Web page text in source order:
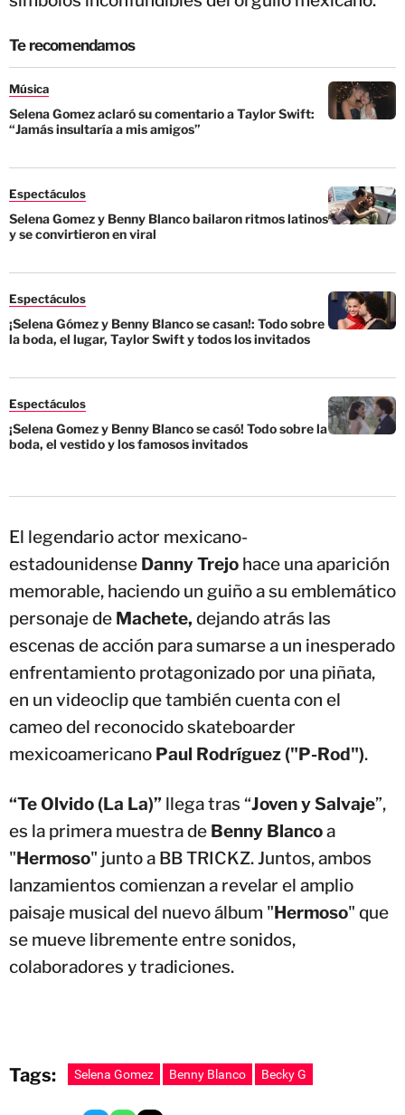
Te recomendamos
Música
Selena Gomez aclaró su comentario a Taylor Swift:
“Jamás insultaría a mis amigos”
Espectáculos
Selena Gomez y Benny Blanco bailaron ritmos latinos
y se convirtieron en viral
Espectáculos
¡Selena Gómez y Benny Blanco se casan!: Todo sobre
la boda, el lugar, Taylor Swift y todos los invitados
Espectáculos
¡Selena Gomez y Benny Blanco se casó! Todo sobre la
boda, el vestido y los famosos invitados
El legendario actor mexicano-
estadounidense Danny Trejo hace una aparición
memorable, haciendo un guiño a su emblemático
personaje de Machete, dejando atrás las
escenas de acción para sumarse a un inesperado
enfrentamiento protagonizado por una piñata,
en un videoclip que también cuenta con el
cameo del reconocido skateboarder
mexicoamericano Paul Rodríguez ("P-Rod").
“Te Olvido (La La)” llega tras “Joven y Salvaje”,
es la primera muestra de Benny Blancoa
"Hermoso" junto a BB TRICKZ. Juntos, ambos
lanzamientos comienzan a revelar el amplio
paisaje musical del nuevo álbum "Hermoso" que
se mueve libremente entre sonidos,
colaboradores y tradiciones.
Tags: Selena Gomez Benny Blanco Becky G